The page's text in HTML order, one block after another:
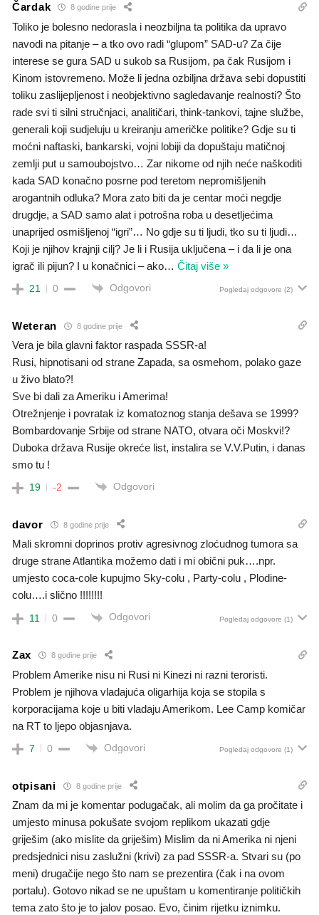
Čardak 8 godine prije
Toliko je bolesno nedorasla i neozbiljna ta politika da upravo
navodi na pitanje – a tko ovo radi “glupom” SAD-u? Za čije
interese se gura SAD u sukob sa Rusijom, pa čak Rusijom i
Kinom istovremeno. Može li jedna ozbiljna država sebi dopustiti
toliku zaslijepljenost i neobjektivno sagledavanje realnosti? Što
rade svi ti silni stručnjaci, analitičari, think-tankovi, tajne službe,
generali koji sudjeluju u kreiranju američke politike? Gdje su ti
moćni naftaski, bankarski, vojni lobiji da dopuštaju matičnoj
zemlji put u samoubojstvo… Zar nikome od njih neće naškoditi
kada SAD konačno posrne pod teretom nepromišljenih
arogantnih odluka? Mora zato biti da je centar moći negdje
drugdje, a SAD samo alat i potrošna roba u desetljećima
unaprijed osmišljenoj “igri”… No gdje su ti ljudi, tko su ti ljudi…
Koji je njihov krajnji cilj? Je li i Rusija uključena – i da li je ona
igrač ili pijun? I u konačnici – ako… Čitaj više »
21 0 Odgovori Pogledaj odgovore (2)
Weteran 8 godine prije
Vera je bila glavni faktor raspada SSSR-a!
Rusi, hipnotisani od strane Zapada, sa osmehom, polako gaze
u živo blato?!
Sve bi dali za Ameriku i Amerima!
Otrežnjenje i povratak iz komatoznog stanja dešava se 1999?
Bombardovanje Srbije od strane NATO, otvara oči Moskvi!?
Duboka država Rusije okreće list, instalira se V.V.Putin, i danas
smo tu !
19 -2 Odgovori
davor 8 godine prije
Mali skromni doprinos protiv agresivnog zloćudnog tumora sa
druge strane Atlantika možemo dati i mi obični puk….npr.
umjesto coca-cole kupujmo Sky-colu , Party-colu , Plodine-
colu….i slično !!!!!!!!
11 0 Odgovori Pogledaj odgovore (1)
Zax 8 godine prije
Problem Amerike nisu ni Rusi ni Kinezi ni razni teroristi.
Problem je njihova vladajuća oligarhija koja se stopila s
korporacijama koje u biti vladaju Amerikom. Lee Camp komičar
na RT to ljepo objasnjava.
7 0 Odgovori Pogledaj odgovore (1)
otpisani 8 godine prije
Znam da mi je komentar podugačak, ali molim da ga pročitate i
umjesto minusa pokušate svojom replikom ukazati gdje
griješim (ako mislite da griješim) Mislim da ni Amerika ni njeni
predsjednici nisu zaslužni (krivi) za pad SSSR-a. Stvari su (po
meni) drugačije nego što nam se prezentira (čak i na ovom
portalu). Gotovo nikad se ne upuštam u komentiranje političkih
tema zato što je to jalov posao. Evo, činim rijetku iznimku.